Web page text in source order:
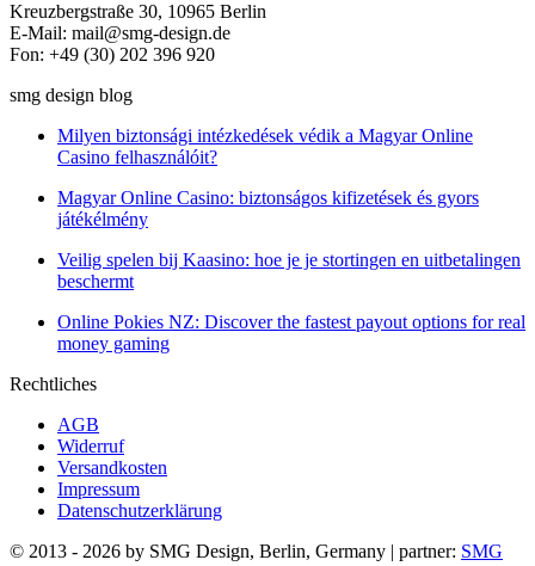
Kreuzbergstraße 30, 10965 Berlin
E-Mail: mail@smg-design.de
Fon: +49 (30) 202 396 920
smg design blog
Milyen biztonsági intézkedések védik a Magyar Online
Casino felhasználóit?
Magyar Online Casino: biztonságos kifizetések és gyors
játékélmény
Veilig spelen bij Kaasino: hoe je je stortingen en uitbetalingen
beschermt
Online Pokies NZ: Discover the fastest payout options for real
money gaming
Rechtliches
AGB
Widerruf
Versandkosten
Impressum
Datenschutzerklärung
© 2013 - 2026 by SMG Design, Berlin, Germany | partner: SMG